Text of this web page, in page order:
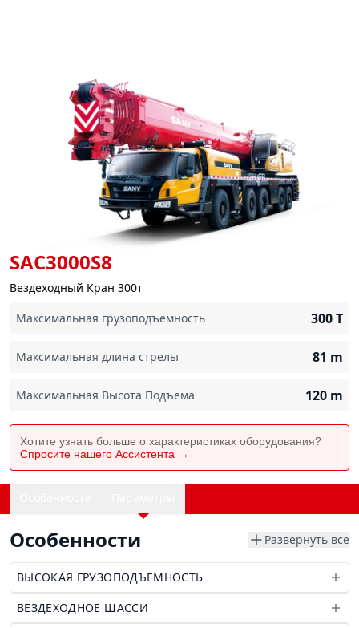
SAC3000S8
Вездеходный Кран 300т
Максимальная грузоподъёмность
300T
Максимальная длина стрелы 81 m
Максимальная Высота Подъема 120 m
Хотите узнать больше о характеристиках оборудования?
Спросите нашего Ассистента →
Особенности Развернуть все
ВЫСОКАЯ ГРУЗОПОДЪЕМНОСТЬ
ВЕЗДЕХОДНОЕ ШАССИ